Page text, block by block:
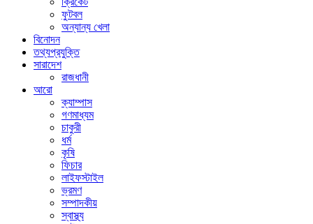
ফুটবল
অন্যান্য খেলা
বিনোদন
তথ্যপ্রযুক্তি
সারাদেশ
রাজধানী
আরো
ক্যাম্পাস
গণমাধ্যম
চাকুরী
ধর্ম
কৃষি
ফিচার
লাইফস্টাইল
ভ্রমণ
সম্পাদকীয়
স্বাস্থ্য